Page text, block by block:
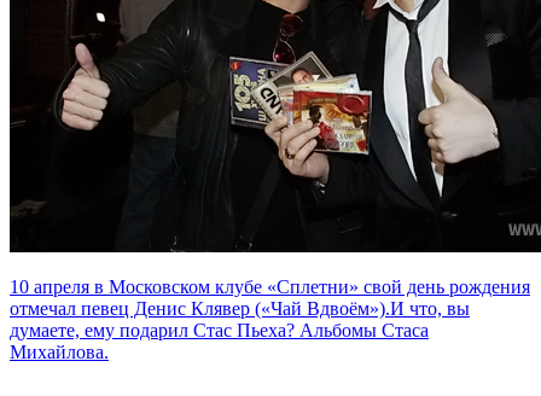
10 апреля в Московском клубе «Сплетни» свой день рождения
отмечал певец Денис Клявер («Чай Вдвоём»).И что, вы
думаете, ему подарил Стас Пьеха? Альбомы Стаса
Михайлова.